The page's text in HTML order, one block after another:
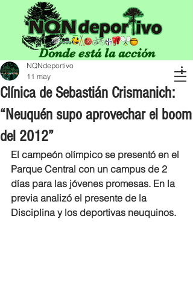
Donde está la acción
Clínica de Sebastián Crismanich:
“Neuquén supo aprovechar el boom
del 2012”
NQNdeportivo
11 may
El campeón olímpico se presentó en el
Parque Central con un campus de 2
días para las jóvenes promesas. En la
previa analizó el presente de la
Disciplina y los deportivas neuquinos.